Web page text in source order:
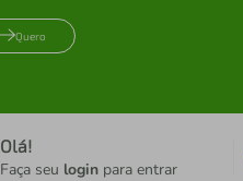
Quero
Olá!
Faça seu login para entrar